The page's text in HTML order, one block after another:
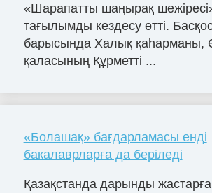
«Шарапатты шаңырақ
тағылымды кездесу өтті.
барысында Халық қаһарманы,
қаласының Құрметті ...
«Болашақ» бағдарламасы енді
бакалаврларға да беріледі
Қазақстанда дарынды